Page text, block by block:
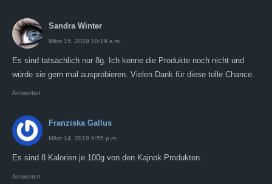
Sandra Winter
März 15, 2019 10:19 a.m.
Es sind tatsächlich nur 8g. Ich kenne die Produkte noch nicht und
würde sie gern mal ausprobieren. Vielen Dank für diese tolle Chance.
Antworten
Franziska Gallus
März 14, 2019 9:55 p.m.
Es sind 8 Kalorien je 100g von den Kajnok Produkten.
Antworten